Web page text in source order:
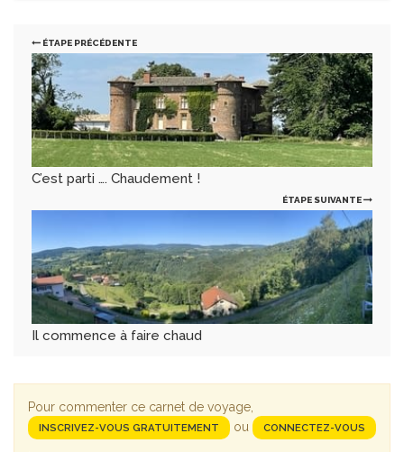
ÉTAPE PRÉCÉDENTE
C’est parti …. Chaudement !
ÉTAPE SUIVANTE
Il commence à faire chaud
Pour commenter ce carnet de voyage,
INSCRIVEZ-VOUS GRATUITEMENT ou CONNECTEZ-VOUS